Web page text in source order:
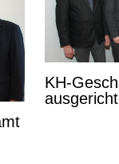
KH-